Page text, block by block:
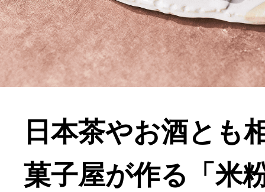
日本茶やお酒とも
菓子屋が作る「米